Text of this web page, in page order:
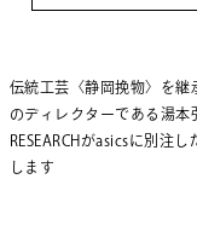
伝統工芸〈静岡挽物〉を継
のディレクターである湯本
RESEARCHがasicsに別注
します